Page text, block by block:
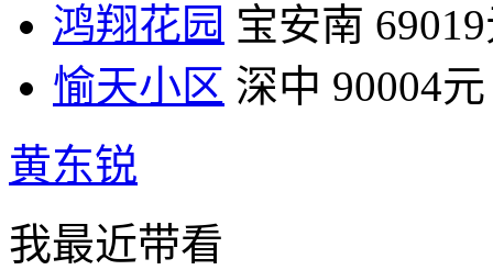
鸿翔花园 宝安南
愉天小区 深中 90004元
黄东锐
我最近带看